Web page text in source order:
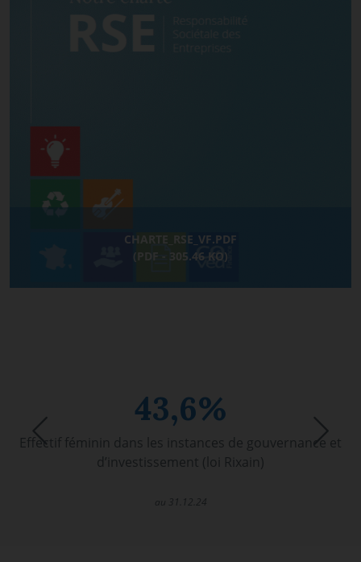
CHARTE_RSE_VF.PDF
(PDF - 305.46 KO)
43,6%
Effectif féminin dans les instances de gouvernance et
d’investissement (loi Rixain)
au 31.12.24